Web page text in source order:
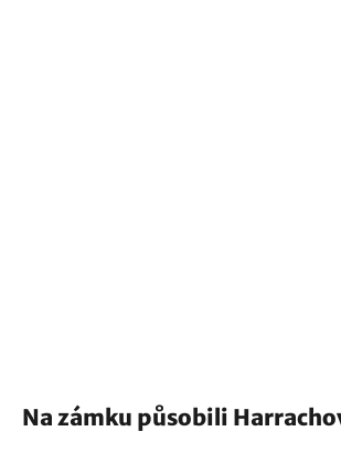
Na zámku působili